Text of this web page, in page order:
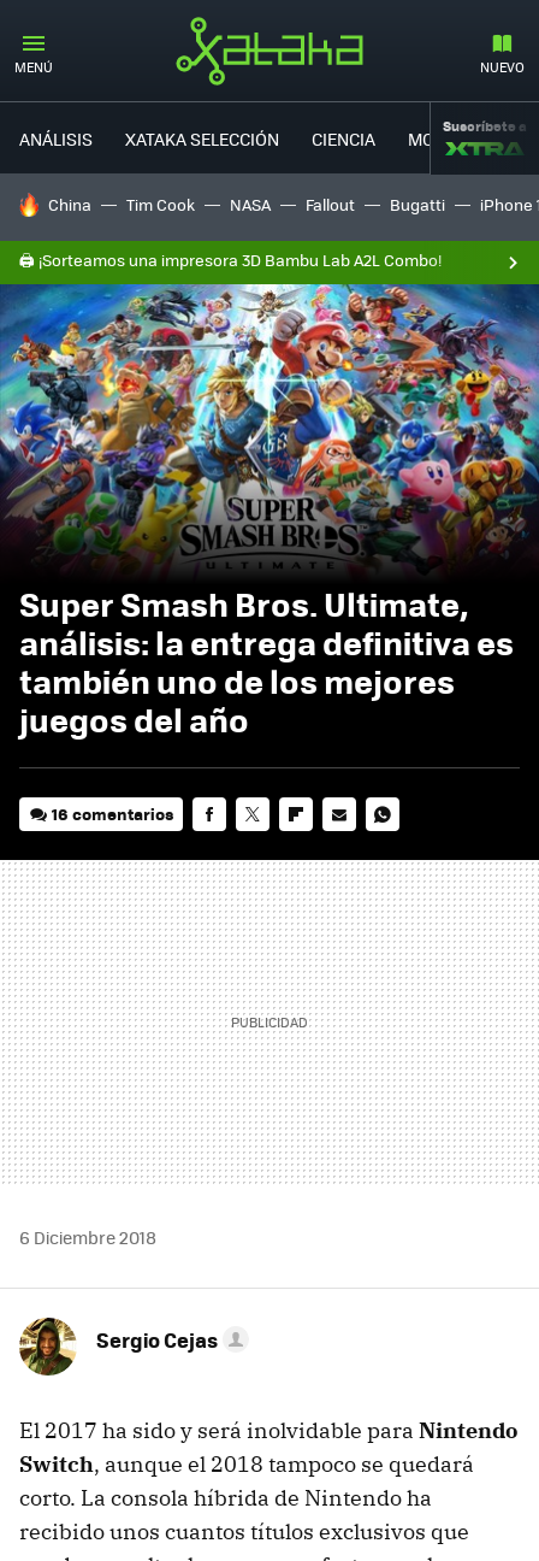
MENÚ NUEVO
ANÁLISIS XATAKA SELECCIÓN CIENCIA MOVILIDAD
Suscríbete a
HOY SE HABLA DE
China Tim Cook NASA Fallout Bugatti iPhone
🖨️ ¡Sorteamos una impresora 3D Bambu Lab A2L Combo!
Super Smash Bros. Ultimate,
análisis: la entrega definitiva es
también uno de los mejores
juegos del año
16 comentarios
MAIL
6 Diciembre 2018
Sergio Cejas
El 2017 ha sido y será inolvidable para Nintendo
Switch, aunque el 2018 tampoco se quedará
corto. La consola híbrida de Nintendo ha
recibido unos cuantos títulos exclusivos que